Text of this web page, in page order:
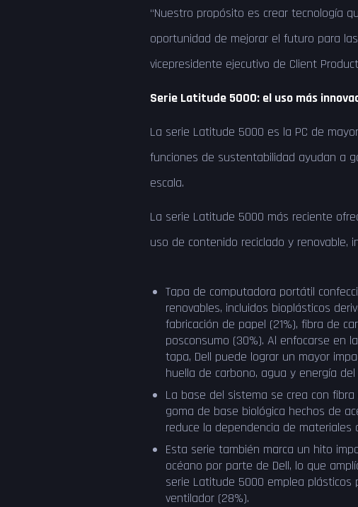
“Nuestro propósito es crear tecnología
oportunidad de mejorar el futuro para
vicepresidente ejecutivo de Client
Serie Latitude 5000: el uso más
La serie Latitude 5000 es la PC de
funciones de sustentabilidad ayudan a
escala.
La serie Latitude 5000 más reciente
uso de contenido reciclado y renovable,
Tapa de computadora portátil
renovables, incluidos bioplásticos
fabricación de papel (21%), fibra de
posconsumo (30%). Al enfocarse en
tapa, Dell puede lograr un mayor
huella de carbono, agua y energía
La base del sistema se crea con
goma de base biológica hechos de
reduce la dependencia de materiales
Esta serie también marca un hito
océano por parte de Dell, lo que
serie Latitude 5000 emplea plásticos
ventilador (28%).